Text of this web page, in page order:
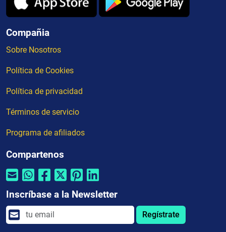
Compañia
Sobre Nosotros
Política de Cookies
Política de privacidad
Términos de servicio
Programa de afiliados
Compartenos
Inscríbase a la Newsletter
Regístrate